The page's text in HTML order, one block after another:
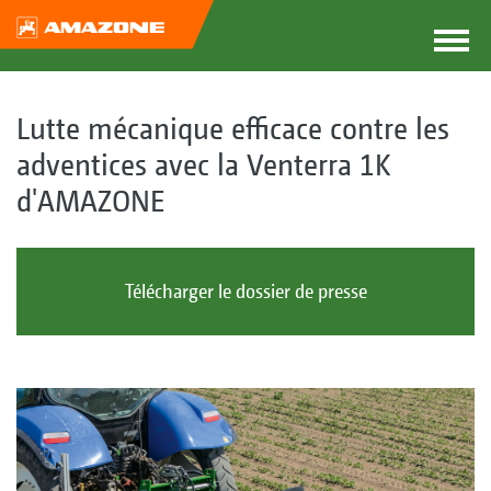
Lutte mécanique efficace contre les
adventices avec la Venterra 1K
d'AMAZONE
Télécharger le dossier de presse